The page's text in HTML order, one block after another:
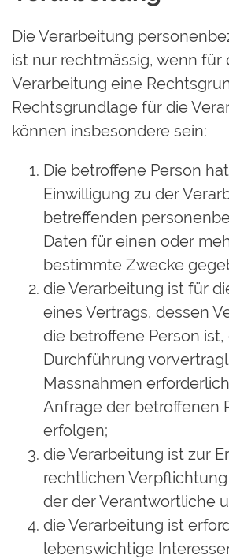
Die Verarbeitung
ist nur rechtmässig, wenn für
Verarbeitung eine
Rechtsgrundlage für die
können insbesondere sein:
Die betroffene Person
Einwilligung zu der
betreffenden
Daten für einen oder
bestimmte Zwecke
die Verarbeitung ist für
eines Vertrags, dessen
die betroffene Person
Durchführung
Massnahmen
Anfrage der betroffenen
erfolgen;
die Verarbeitung ist zur
rechtlichen
der der Verantwortliche
die Verarbeitung ist
lebenswichtige